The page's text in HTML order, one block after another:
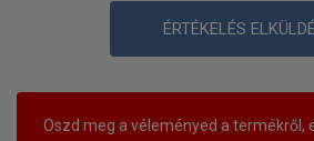
ÉRTÉKELÉS
Oszd meg a véleményed a termékről,